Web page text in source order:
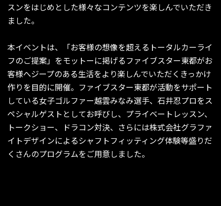
スンをはじめとした様々なコンテンツを楽しんでいただき
ました。
本イベントは、「お客様の想像を超えるトータルカーライ
フのご提案」をモットーに掲げるファイブスター東都がお
客様へジープのある生活をより楽しんでいただくきっかけ
作りを目的に開催。ファイブスター東都が活動をサポート
している女子ゴルファー越雲みなみ選手、石井忍プロをス
ペシャルゲストとしてお呼びし、プライベートレッスン、
トークショー、ドラコン対決、さらには株式会社グラファ
イトデザインによるシャフトフィッティング体験等盛りだ
くさんのプログラムをご用意しました。